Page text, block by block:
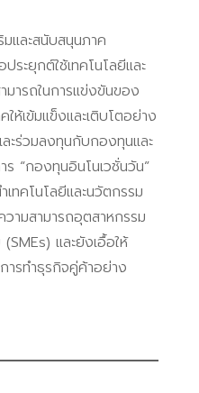
และสนับสนุนภาค
ะยุกต์ใช้เทคโนโลยีและ
ารถในการแข่งขันของ
ห้เข้มแข็งและเติบโตอย่าง
ะร่วมลงทุนกับกองทุนและ
“กองทุนอินโนเวชั่นวัน”
เทคโนโลยีและนวัตกรรม
ามสามารถอุตสาหกรรม
และยังเอื้อให้
ารทำธุรกิจคู่ค้าอย่าง